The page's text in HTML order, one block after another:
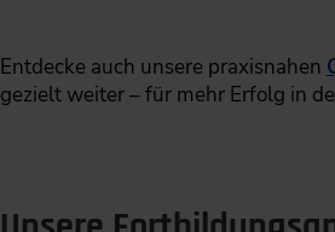
Entdecke auch unsere praxisnahen
gezielt weiter – für mehr Erfolg in